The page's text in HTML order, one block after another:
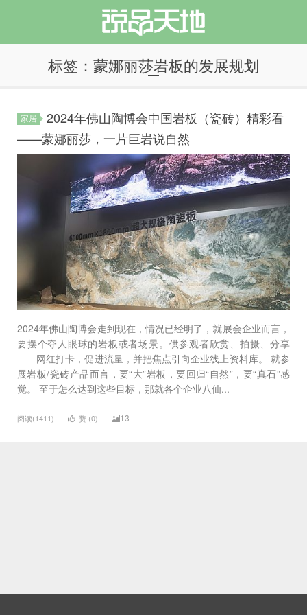
说品天地
标签：蒙娜丽莎岩板的发展规划
家居
2024年佛山陶博会中国岩板（瓷砖）精彩看
——蒙娜丽莎，一片巨岩说自然
2024年佛山陶博会走到现在，情况已经明了，就展会企业而言，
要摆个夺人眼球的岩板或者场景。供参观者欣赏、拍摄、分享
——网红打卡，促进流量，并把焦点引向企业线上资料库。 就参
展岩板/瓷砖产品而言，要“大”岩板，要回归“自然”，要“真石”感
觉。 至于怎么达到这些目标，那就各个企业八仙...
阅读(1411) 赞 (0) 13